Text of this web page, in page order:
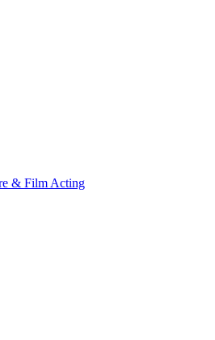
& Film Acting